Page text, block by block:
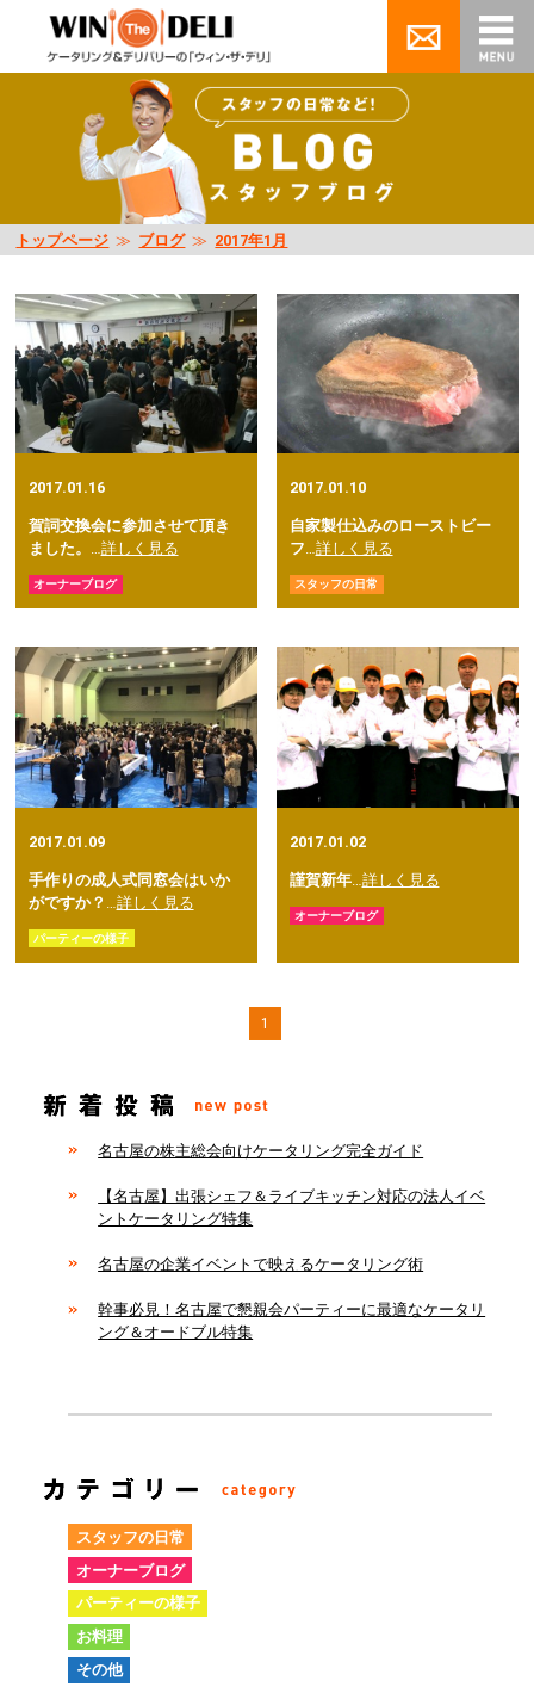
トップページ ≫ ブログ≫ 2017年1月
2017.01.16
賀詞交換会に参加させて頂き
ました。
詳しく見る
オーナーブログ
2017.01.10
自家製仕込みのローストビー
フ
詳しく見る
スタッフの日常
2017.01.09
手作りの成人式同窓会はいか
がですか？
詳しく見る
パーティーの様子
2017.01.02
謹賀新年… 詳しく見る
オーナーブログ
1
名古屋の株主総会向けケータリング完全ガイド
【名古屋】出張シェフ＆ライブキッチン対応の法人イベ
ントケータリング特集
名古屋の企業イベントで映えるケータリング術
幹事必見！名古屋で懇親会パーティーに最適なケータリ
ング＆オードブル特集
スタッフの日常
オーナーブログ
パーティーの様子
お料理
その他